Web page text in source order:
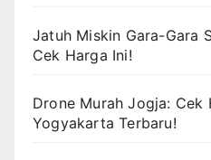
Jatuh Miskin Gara-Gara
Cek Harga Ini!
Drone Murah Jogja: Cek
Yogyakarta Terbaru!